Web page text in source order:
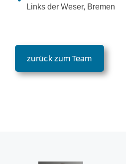
Links der Weser, Bremen
zurück zum Team